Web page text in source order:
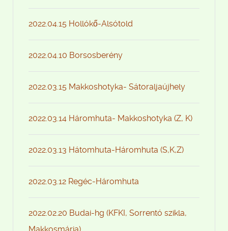
2022.04.15 Hollókő-Alsótold
2022.04.10 Borsosberény
2022.03.15 Makkoshotyka- Sátoraljaújhely
2022.03.14 Háromhuta- Makkoshotyka (Z, K)
2022.03.13 Hátomhuta-Háromhuta (S,K,Z)
2022.03.12 Regéc-Háromhuta
2022.02.20 Budai-hg (KFKI, Sorrentó szikla,